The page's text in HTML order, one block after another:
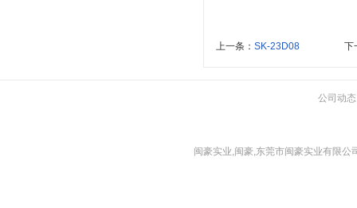
上一条： SK-23D08 下
公司动态
闽豪实业,闽豪,东莞市闽豪实业有限